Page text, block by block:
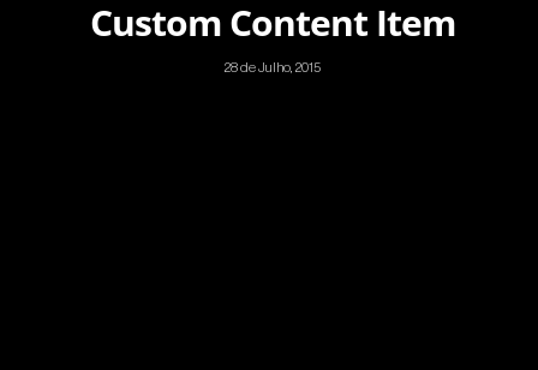
Custom Content Item
28 de Julho, 2015